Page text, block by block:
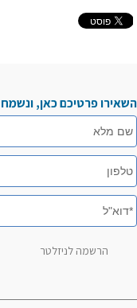
השאירו פרטיכם כאן,
הרשמה לניזלטר